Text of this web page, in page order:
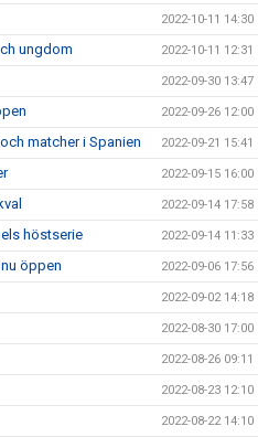
2022-10-11 14:30
ungdom 2022-10-11 12:31
2022-09-30 13:47
2022-09-26 12:00
matcher i Spanien 2022-09-21 15:41
2022-09-15 16:00
2022-09-14 17:58
höstserie 2022-09-14 11:33
öppen 2022-09-06 17:56
2022-09-02 14:18
2022-08-30 17:00
2022-08-26 09:11
2022-08-23 12:10
2022-08-22 14:10